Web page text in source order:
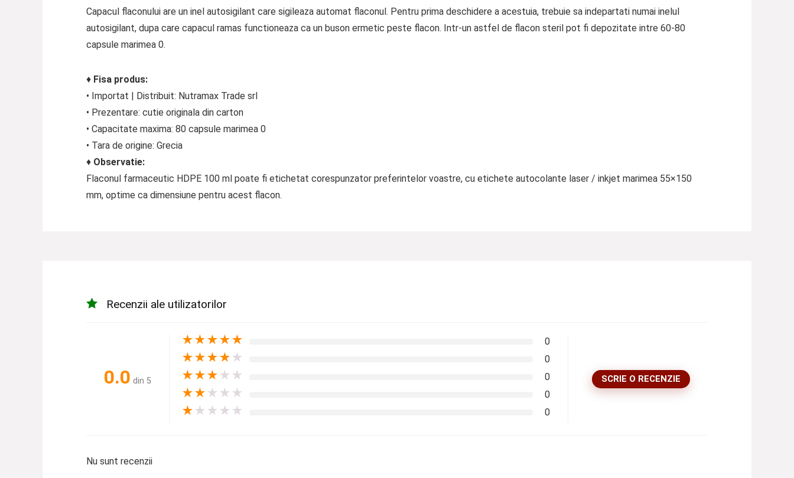
Capacul flaconului are un inel autosigilant care sigileaza automat flaconul. Pentru prima deschidere a acestuia, trebuie sa indepartati numai inelul
autosigilant, dupa care capacul ramas functioneaza ca un buson ermetic peste flacon. Intr-un astfel de flacon steril pot fi depozitate intre 60-80
capsule marimea 0.
♦ Fisa produs:
• Importat | Distribuit: Nutramax Trade srl
• Prezentare: cutie originala din carton
• Capacitate maxima: 80 capsule marimea 0
• Tara de origine: Grecia
♦ Observatie:
Flaconul farmaceutic HDPE 100 ml poate fi etichetat corespunzator preferintelor voastre, cu etichete autocolante laser / inkjet marimea 55×150
mm, optime ca dimensiune pentru acest flacon.
Recenzii ale utilizatorilor
0.0 din 5
★★★★★ 0
★★★★ ★ 0
★★★ ★ ★ 0
★★ ★ ★ ★ 0
★ ★ ★ ★ ★ 0
SCRIE O RECENZIE
Nu sunt recenzii